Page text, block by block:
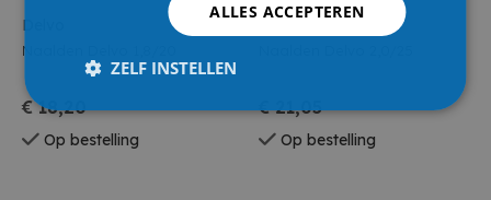
Delvo
Naalden Delvo 1,8/20
€ 18,20
Op bestelling
€ 21,05
Op bestelling
ALLES ACCEPTEREN
ZELF INSTELLEN